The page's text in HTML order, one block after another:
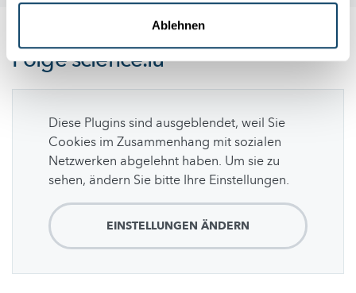
Ablehnen
Folgescience.lu
Diese Plugins sind ausgeblendet, weil Sie
Cookies im Zusammenhang mit sozialen
Netzwerken abgelehnt haben. Um sie zu
sehen, ändern Sie bitte Ihre Einstellungen.
EINSTELLUNGEN ÄNDERN